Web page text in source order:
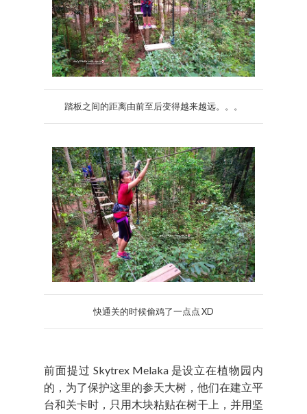
踏板之间的距离由前至后变得越来越远。。。
快通关的时候偷鸡了一点点 XD
前面提过 Skytrex Melaka 是设立在植物园内
的，为了保护这里的参天大树，他们在建立平
台和关卡时，只用木块粘贴在树干上，并用坚